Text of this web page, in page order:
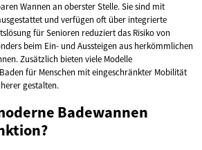
Wannen an oberster Stelle. Sie sind mit
und verfügen oft über integrierte
für Senioren reduziert das Risiko von
beim Ein- und Aussteigen aus herkömmlichen
Zusätzlich bieten viele Modelle
für Menschen mit eingeschränkter Mobilität
gestalten.
Badewannen